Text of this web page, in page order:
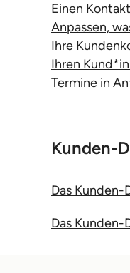
Einen
Anpassen,
Ihre
Ihren
Termine in
Kunden-
Das Kunden-
Das Kunden-